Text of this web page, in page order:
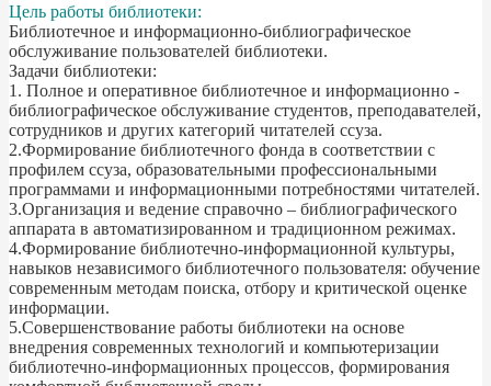
Цель работы библиотеки:
Библиотечное и информационно-библиографическое
обслуживание пользователей библиотеки.
Задачи библиотеки:
1. Полное и оперативное библиотечное и информационно -
библиографическое обслуживание студентов, преподавателей,
сотрудников и других категорий читателей ссуза.
2.Формирование библиотечного фонда в соответствии с
профилем ссуза, образовательными профессиональными
программами и информационными потребностями читателей.
3.Организация и ведение справочно – библиографического
аппарата в автоматизированном и традиционном режимах.
4.Формирование библиотечно-информационной культуры,
навыков независимого библиотечного пользователя: обучение
современным методам поиска, отбору и критической оценке
информации.
5.Совершенствование работы библиотеки на основе
внедрения современных технологий и компьютеризации
библиотечно-информационных процессов, формирования